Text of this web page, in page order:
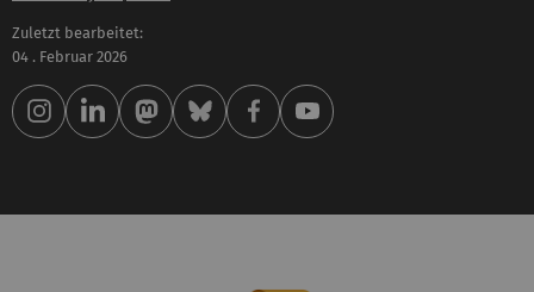
Zuletzt bearbeitet:
04 . Februar 2026